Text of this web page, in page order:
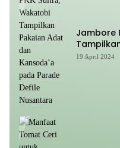
Jambore
19 April 2024